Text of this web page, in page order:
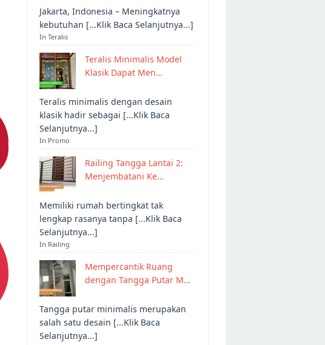
Jakarta, Indonesia – Meningkatnya
kebutuhan [...Klik Baca Selanjutnya...]
In Teralis
Teralis Minimalis Model
Klasik Dapat Men…
Teralis minimalis dengan desain
klasik hadir sebagai [...Klik Baca
Selanjutnya...]
In Promo
Railing Tangga Lantai 2:
Menjembatani Ke…
Memiliki rumah bertingkat tak
lengkap rasanya tanpa [...Klik Baca
Selanjutnya...]
In Railing
Mempercantik Ruang
dengan Tangga Putar M…
Tangga putar minimalis merupakan
salah satu desain [...Klik Baca
Selanjutnya...]